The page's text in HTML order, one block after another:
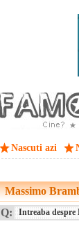
Nascuti azi
Massimo
Q: Intreaba despre